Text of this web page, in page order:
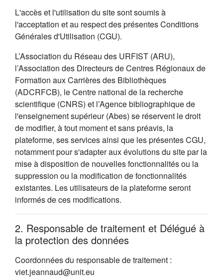
L'accès et l'utilisation du site sont soumis à
l'acceptation et au respect des présentes Conditions
Générales d'Utilisation (CGU).
L’Association du Réseau des URFIST (ARU),
l’Association des Directeurs de Centres Régionaux de
Formation aux Carrières des Bibliothèques
(ADCRFCB), le Centre national de la recherche
scientifique (CNRS) et l’Agence bibliographique de
l'enseignement supérieur (Abes) se réservent le droit
de modifier, à tout moment et sans préavis, la
plateforme, ses services ainsi que les présentes CGU,
notamment pour s'adapter aux évolutions du site par la
mise à disposition de nouvelles fonctionnalités ou la
suppression ou la modification de fonctionnalités
existantes. Les utilisateurs de la plateforme seront
informés de ces modifications.
2. Responsable de traitement et Délégué à
la protection des données
Coordonnées du responsable de traitement :
viet.jeannaud@unit.eu